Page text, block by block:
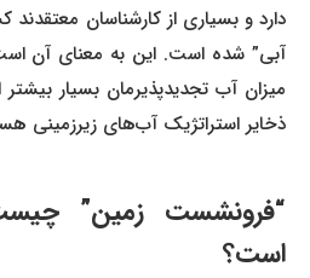
دارد و بسیاری از کارشناسان
آبی” شده است. این به معنای آن
میزان آب تجدیدپذیرمان بسیار
ذخایر استراتژیک آب‌های زیرزمینی
“فرونشست زمین”
است؟